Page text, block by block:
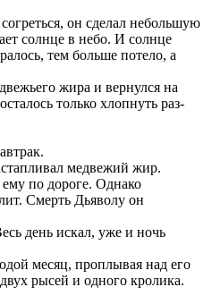
он сделал небольшую
солнце в небо. И солнце
тем больше потело, а
жира и вернулся на
только хлопнуть раз-
медвежий жир.
по дороге. Однако
Смерть Дьяволу он
день искал, уже и ночь
месяц, проплывая над его
рысей и одного кролика.